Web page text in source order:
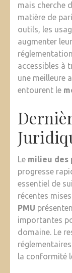
mais cherche
matière de
outils, les
augmenter
accessibles à
une meilleure
entourent le
Le milieu des
progresse
essentiel de
récentes
PMU
importantes
domaine. Le
la conformité